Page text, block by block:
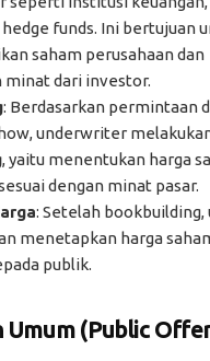
funds. Ini bertujuan
saham perusahaan dan
minat dari investor.
: Berdasarkan permintaan
underwriter
, yaitu menentukan harga
dengan minat pasar.
: Setelah
menetapkan harga
publik.
Umum (Public